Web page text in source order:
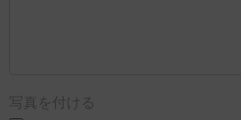
写真を付ける